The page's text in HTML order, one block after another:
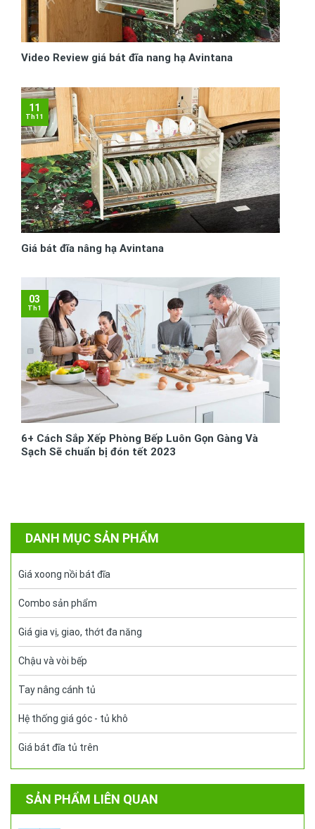
Video Review giá bát đĩa nang hạ Avintana
Giá bát đĩa nâng hạ Avintana
11
Th11
6+ Cách Sắp Xếp Phòng Bếp Luôn Gọn Gàng Và
Sạch Sẽ chuẩn bị đón tết 2023
03
Th1
DANH MỤC SẢN PHẨM
Giá xoong nồi bát đĩa
Combo sản phẩm
Giá gia vị, giao, thớt đa năng
Chậu và vòi bếp
Tay nâng cánh tủ
Hệ thống giá góc - tủ khô
Giá bát đĩa tủ trên
SẢN PHẨM LIÊN QUAN